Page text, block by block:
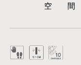
空